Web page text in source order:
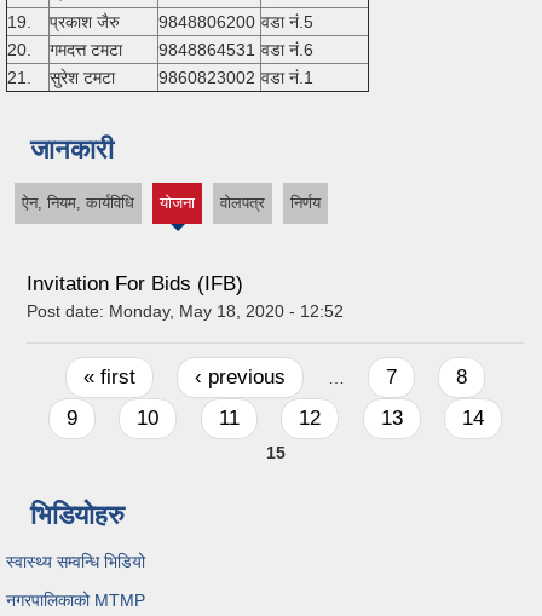
19.
प्रकाश जैरु 9848806200 वडा नं.5
20.
गमदत्त टमटा 9848864531 वडा नं.6
21.
सुरेश टमटा 9860823002 वडा नं.1
जानकारी
ऐन, नियम, कार्यविधि योजना वोलपत्र निर्णय
Invitation For Bids (IFB)
Post date: Monday, May 18, 2020 - 12:52
Pages
« first ‹ previous 7
8
9
10 11 12 13 14
15
भिडियोहरु
स्वास्थ्य सम्वन्धि भिडियो
नगरपालिकाको MTMP